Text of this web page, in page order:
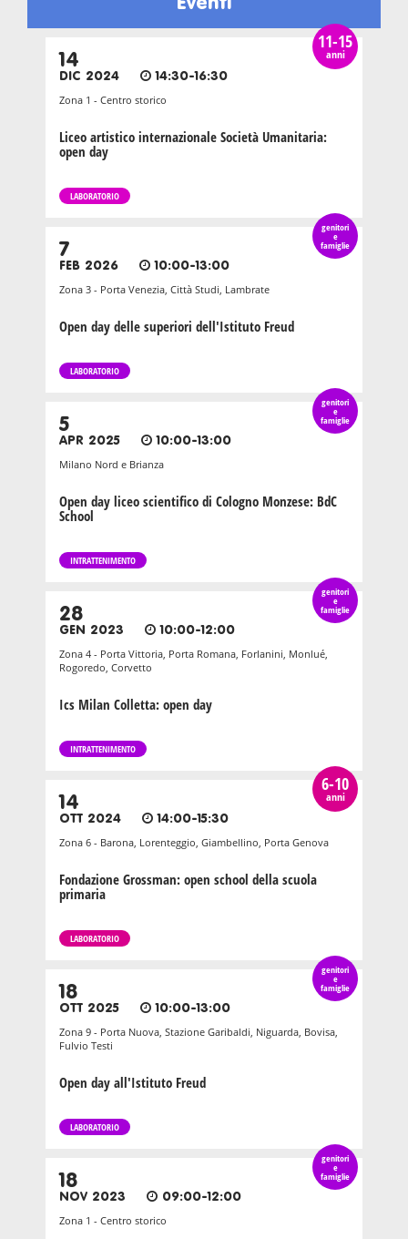
11-15
anni
14
DIC 2024 14:30-16:30
Zona 1 - Centro storico
Liceo artistico internazionale Società Umanitaria:
open day
LABORATORIO
genitori
e
famiglie
7
FEB 2026 10:00-13:00
Zona 3 - Porta Venezia, Città Studi, Lambrate
Open day delle superiori dell'Istituto Freud
LABORATORIO
genitori
e
famiglie
5
APR 2025 10:00-13:00
Milano Nord e Brianza
Open day liceo scientifico di Cologno Monzese: BdC
School
INTRATTENIMENTO
genitori
e
famiglie
28
GEN 2023 10:00-12:00
Zona 4 - Porta Vittoria, Porta Romana, Forlanini, Monlué,
Rogoredo, Corvetto
Ics Milan Colletta: open day
INTRATTENIMENTO
6-10
anni
14
OTT 2024 14:00-15:30
Zona 6 - Barona, Lorenteggio, Giambellino, Porta Genova
Fondazione Grossman: open school della scuola
primaria
LABORATORIO
genitori
e
famiglie
18
OTT 2025 10:00-13:00
Zona 9 - Porta Nuova, Stazione Garibaldi, Niguarda, Bovisa,
Fulvio Testi
Open day all'Istituto Freud
LABORATORIO
genitori
e
famiglie
18
NOV 2023 09:00-12:00
Zona 1 - Centro storico